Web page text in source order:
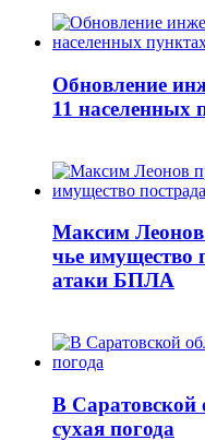
Обновление
11 населенных
Максим Леонов
чье имущество
атаки БПЛА
В Саратовской
сухая погода